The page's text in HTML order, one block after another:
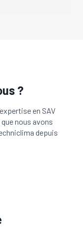
?
en SAV
nous avons
depuis